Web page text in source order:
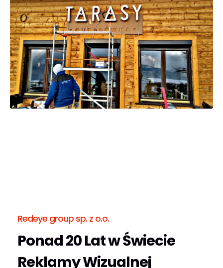
Redeye group sp. z o.o.
Ponad 20 Lat w Świecie
Reklamy Wizualnej